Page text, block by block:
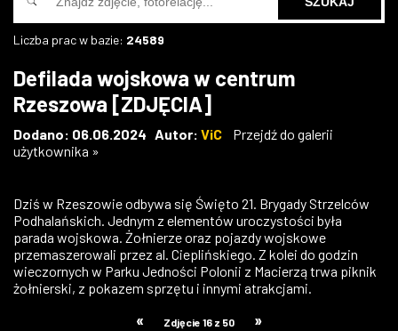
IMPREZY
W KINACH
GASTRONOMIA
ZDJĘCIA
W RZESZOWIE
Liczba prac w bazie: 24589
Defilada wojskowa w centrum
Rzeszowa [ZDJĘCIA]
Dodano: 06.06.2024 Autor: ViC
Przejdź do galerii
użytkownika »
Dziś w Rzeszowie odbywa się Święto 21. Brygady Strzelców
Podhalańskich. Jednym z elementów uroczystości była
parada wojskowa. Żołnierze oraz pojazdy wojskowe
przemaszerowali przez al. Cieplińskiego. Z kolei do godzin
wieczornych w Parku Jedności Polonii z Macierzą trwa piknik
żołnierski, z pokazem sprzętu i innymi atrakcjami.
« Zdjęcie 16 z 50 »